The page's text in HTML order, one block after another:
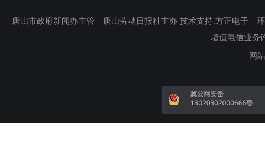
唐山市政府新闻办主管 唐山劳动日报社主办 技术支持:方正电子
增值电信业务
网